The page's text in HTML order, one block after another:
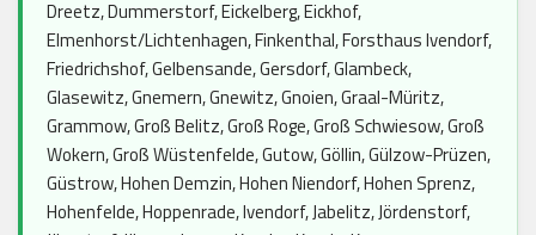
Dreetz, Dummerstorf, Eickelberg, Eickhof,
Elmenhorst/Lichtenhagen, Finkenthal, Forsthaus Ivendorf,
Friedrichshof, Gelbensande, Gersdorf, Glambeck,
Glasewitz, Gnemern, Gnewitz, Gnoien, Graal-Müritz,
Grammow, Groß Belitz, Groß Roge, Groß Schwiesow, Groß
Wokern, Groß Wüstenfelde, Gutow, Göllin, Gülzow-Prüzen,
Güstrow, Hohen Demzin, Hohen Niendorf, Hohen Sprenz,
Hohenfelde, Hoppenrade, Ivendorf, Jabelitz, Jördenstorf,